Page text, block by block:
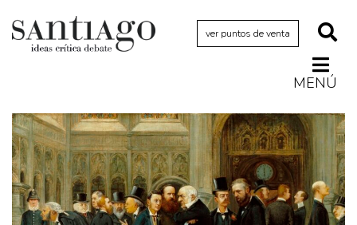
ver puntos de venta
MENÚ
Actualidad
Archivo Cenfoto-UDP
Arquetipos de situación
Artes visuales